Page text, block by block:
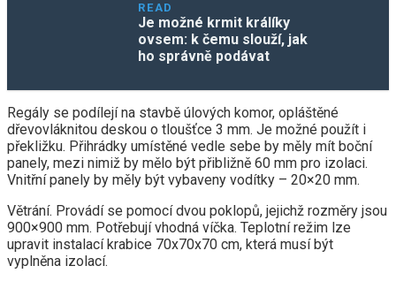
READ
Je možné krmit králíky
ovsem: k čemu slouží, jak
ho správně podávat
Regály se podílejí na stavbě úlových komor, opláštěné
dřevovláknitou deskou o tloušťce 3 mm. Je možné použít i
překližku. Přihrádky umístěné vedle sebe by měly mít boční
panely, mezi nimiž by mělo být přibližně 60 mm pro izolaci.
Vnitřní panely by měly být vybaveny vodítky – 20×20 mm.
Větrání. Provádí se pomocí dvou poklopů, jejichž rozměry jsou
900×900 mm. Potřebují vhodná víčka. Teplotní režim lze
upravit instalací krabice 70x70x70 cm, která musí být
vyplněna izolací.